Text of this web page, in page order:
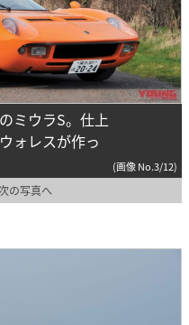
ミウラS。仕上
ォレスが作っ
(画像 No.3/12)
の写真へ